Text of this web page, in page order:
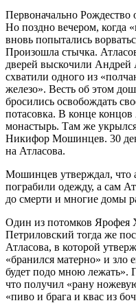
Первоначально Рождество
Но поздно вечером, когда
вновь попытались
Произошла стычка.
дверей выскочили
схватили одного из
железо». Весть об этом
бросились освобождать
потасовка. В конце
монастырь. Там же
Никифор Мошинцев. 30
на Атласова.
Мошинцев утверждал, что
пограбили одежду, а сам
до смерти и многие домы
Один из потомков Ярофея
Петриловский тогда же
Атласова, в которой
«бранился матерно» и зло
будет подо мною лежать».
что получил «рану
«пиво и брага и квас из